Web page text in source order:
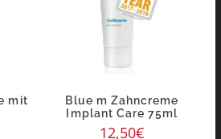
mit
Blue m Zahncreme
Implant Care 75ml
12,50€